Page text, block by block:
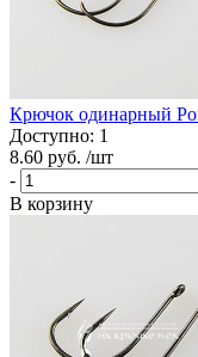
Крючок одинарный
Доступно: 1
8.60 руб. /шт
-
В корзину